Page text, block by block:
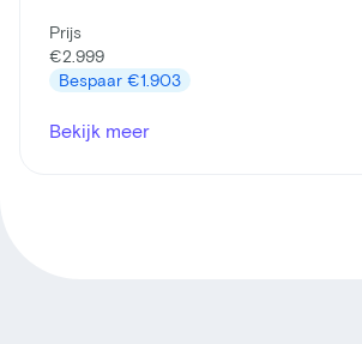
Prijs
€2.999
Bespaar €1.903
Bekijk meer